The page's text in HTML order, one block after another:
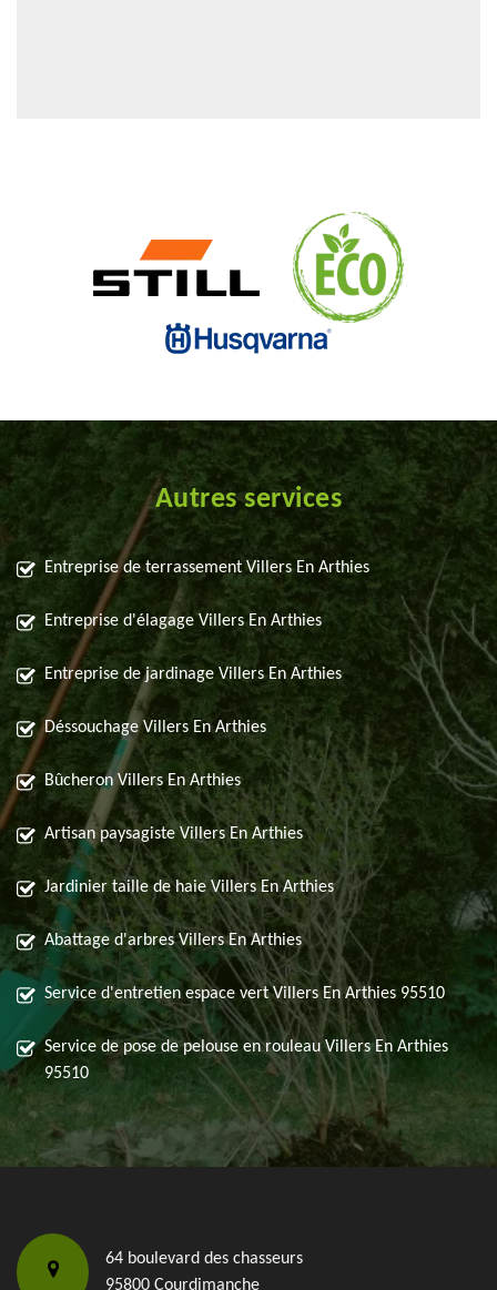
Autres services
Entreprise de terrassement Villers En Arthies
Entreprise d'élagage Villers En Arthies
Entreprise de jardinage Villers En Arthies
Déssouchage Villers En Arthies
Bûcheron Villers En Arthies
Artisan paysagiste Villers En Arthies
Jardinier taille de haie Villers En Arthies
Abattage d'arbres Villers En Arthies
Service d'entretien espace vert Villers En Arthies 95510
Service de pose de pelouse en rouleau Villers En Arthies
95510
64 boulevard des chasseurs
95800 Courdimanche